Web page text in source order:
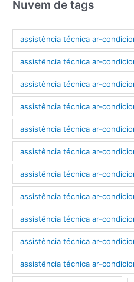
Nuvem de tags
assistência técnica ar-
assistência técnica ar-
assistência técnica ar-
assistência técnica ar-
assistência técnica ar-
assistência técnica ar-
assistência técnica ar-
assistência técnica ar-
assistência técnica ar-
assistência técnica ar-
assistência técnica ar-